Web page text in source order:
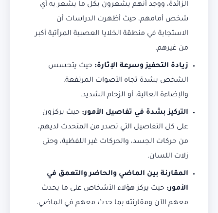
الزائدة، ووجد أنهم يشعرون بكل ما يشعر به أي
شخص أمامهم، حيث أظهرت الدراسات أن
الاستجابة في منطقة الخلايا العصبية المرآتية أكبر
من غيرهم.
زيادة التحفيز وسرعة الإثارة: حيث يتحسس
الشخص بشدة تجاه الأصوات المرتفعة،
والإضاءة العالية، أو الزحام الشديد.
التركيز بشدة في تفاصيل الأمور: حيث يركزون
على كل التفاصيل التي تصدر من المتحدث لديهم،
من حركات الجسد، والحركات غير اللفظية، وحتى
زلات اللسان.
المقارنة بين الماضي والحاضر والتعمق في
الأمور: حيث يركز هؤلاء الأشخاص على ما يحدث
معهم الآن ومقارنته بما حدث معهم في الماضي،